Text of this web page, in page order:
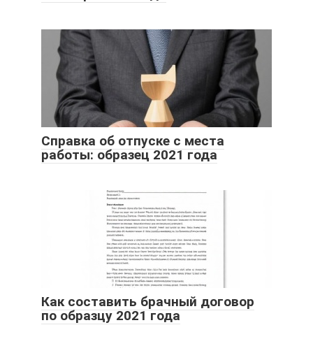
Справка об отпуске с места
работы: образец 2021 года
Как составить брачный договор
по образцу 2021 года